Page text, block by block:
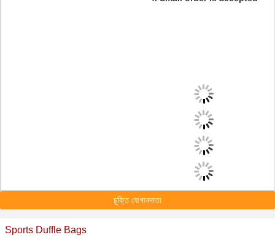
চুক্তি যোগানদাতা
Sports Duffle Bags